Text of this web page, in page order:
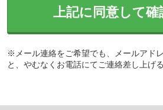
上記に同意して確
※メール連絡をご希望でも、メールアド
と、やむなくお電話にてご連絡差し上げ